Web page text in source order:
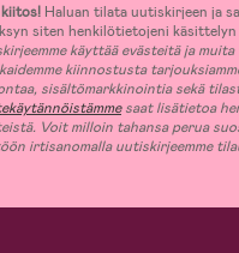
Haluan tilata uutiskirjeen ja
siten henkilötietojeni
käyttää evästeitä ja
kiinnostusta
sisältömarkkinointia sekä
saat lisätietoa
Voit milloin tahansa perua
irtisanomalla uutiskirjeemme